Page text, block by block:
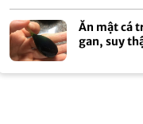
Ăn mật cá
gan, suy